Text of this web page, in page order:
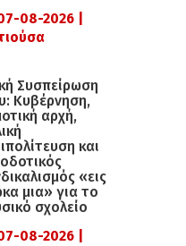
08-2026 |
Συσπείρωση
Κυβέρνηση,
αρχή,
και
«εις
μια» για το
σχολείο
08-2026 |